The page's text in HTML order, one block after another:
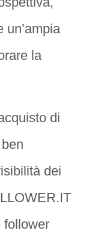
la
di
dei
follower